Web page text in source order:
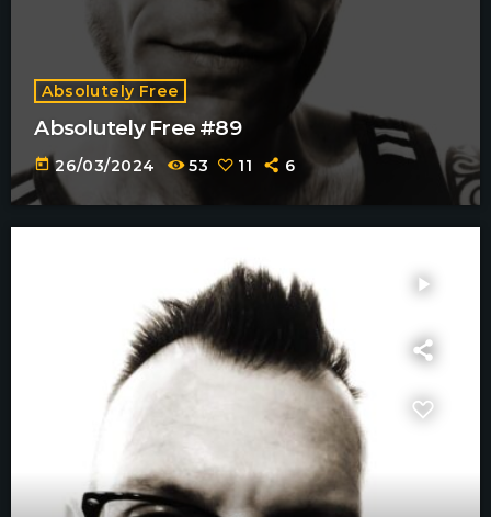
Absolutely Free
Absolutely Free #89
today 26/03/2024 53 11 6
play_arrow